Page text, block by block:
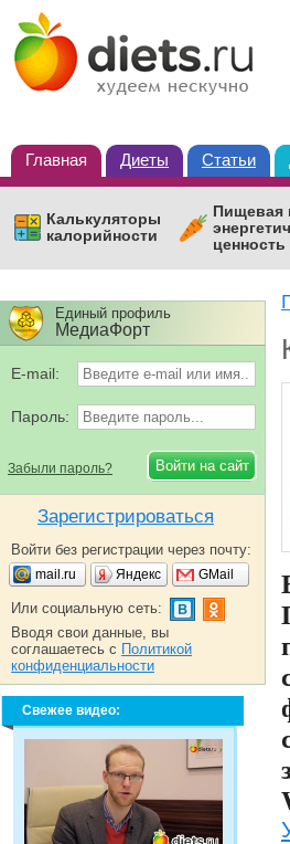
Главная Диеты Статьи
Калькуляторы
калорийности
Пищевая
Единый профиль
МедиаФорт
E-mail:
Пароль:
Забыли пароль?
Зарегистрироваться
Войти без регистрации через почту:
mail.ru Яндекс GMail
Или социальную сеть:
Вводя свои данные, вы
соглашаетесь с Политикой
конфиденциальности
Свежее видео: